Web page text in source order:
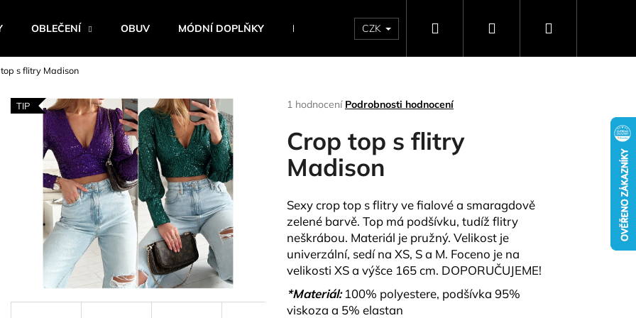
OBLEČENÍ OBUV MÓDNÍ DOPLŇKY BESTSELLERY NAPIŠTE NÁM DÁRKOVÉ POUKAZY
CZK Hledat PřihlášeníNákupní
s flitry Madison
Průměrné
produktu
je
5,0
hvězdiček.
1 hodnocení Podrobnosti hodnocení
Crop top s flitry
Madison
Sexy crop top s flitry ve fialové a smaragdově
zelené barvě. Top má podšívku, tudíž flitry
neškrábou. Materiál je pružný. Velikost je
univerzální, sedí na XS, S a M. Foceno je na
velikosti XS a výšce 165 cm. DOPORUČUJEME!
*Materiál: 100% polyestere, podšívka 95%
viskoza a 5% elastan
TIP
Co potřebujete najít?
HLEDAT
Doporučujeme
Následující